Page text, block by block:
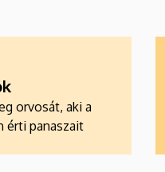
orvosát, aki a
érti panaszait